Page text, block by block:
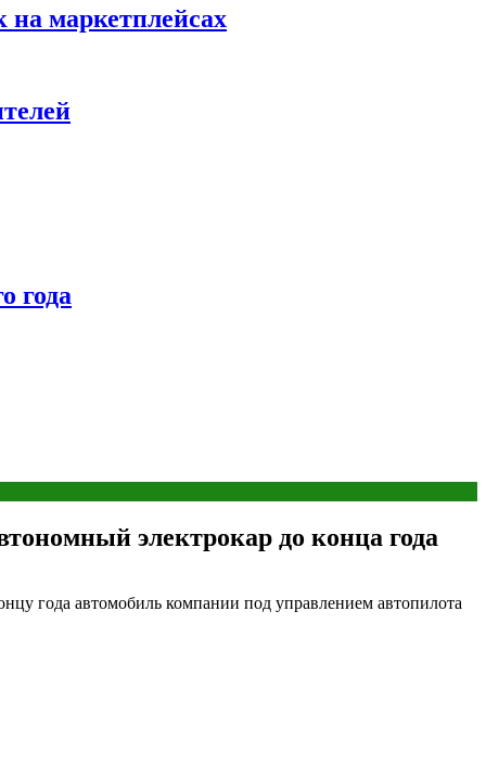
на маркетплейсах
года
электрокар до конца года
года автомобиль компании под управлением автопилота